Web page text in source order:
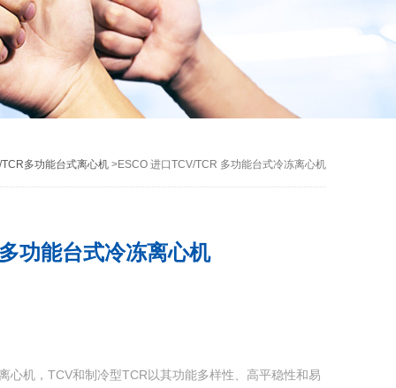
多功能台式离心机>ESCO 进口TCV/TCR 多功能台式冷冻离心机
功能台式冷冻离心机
心机，TCV和制冷型TCR以其功能多样性、高平稳性和易